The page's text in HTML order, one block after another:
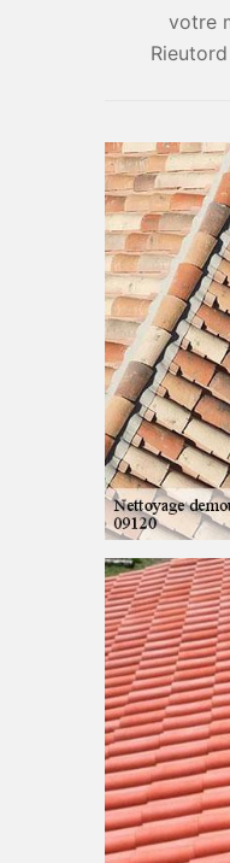
votre